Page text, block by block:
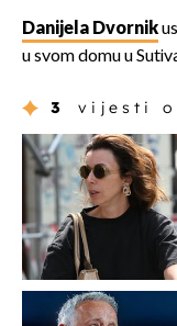
Danijela Dvornik
u svom domu u
3 vijesti o